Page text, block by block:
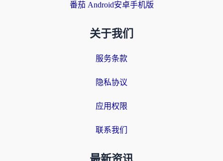
番茄 Android安卓手机版
关于我们
服务条款
隐私协议
应用权限
联系我们